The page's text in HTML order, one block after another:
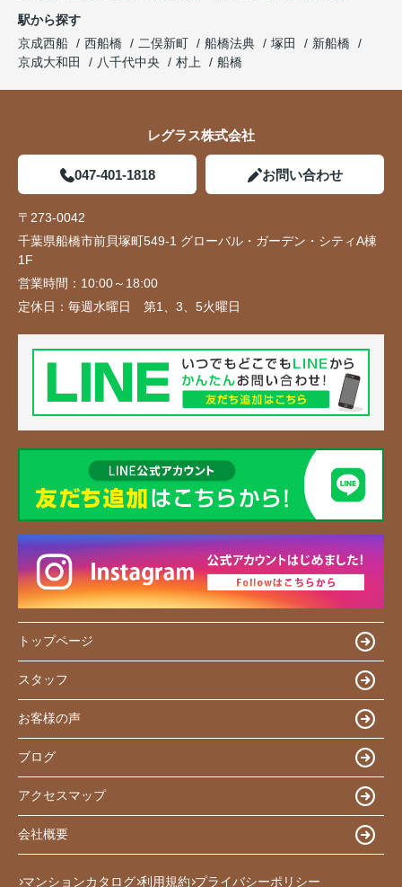
駅から探す
京成西船
西船橋 二俣新町 船橋法典 塚田
新船橋
京成大和田
八千代中央 村上 船橋
レグラス株式会社
047-401-1818 お問い合わせ
〒273-0042
千葉県船橋市前貝塚町549-1 グローバル・ガーデン・シティA棟
1F
営業時間： 10:00～18:00
定休日： 毎週水曜日 第1、3、5火曜日
トップページ
スタッフ
お客様の声
ブログ
アクセスマップ
会社概要
マンションカタログ 利用規約 プライバシーポリシー